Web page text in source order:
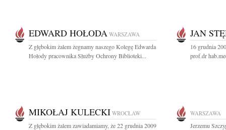
EDWARD HOŁODA WARSZAWA
Z głębokim żalem żegnamy naszego Kolegę Edwarda
Hołody pracownika Służby Ochrony Biblioteki...
JAN
16 grudnia
prof.dr
MIKOŁAJ KULECKI WROCŁAW
Z głębokim żalem zawiadamiamy, że 22 grudnia 2009
WARSZAWA
Jerzemu